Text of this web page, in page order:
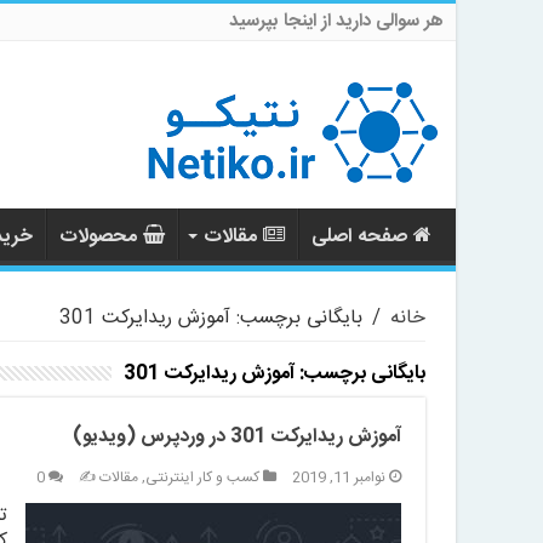
هر سوالی دارید از اینجا بپرسید
صفحه اصلی مقالات محصولات
خانه / بایگانی برچسب: آموزش ریدایرکت 301
بایگانی برچسب:آموزش ریدایرکت 301
آموزش ریدایرکت 301 در وردپرس (ویدیو)
نوامبر 11, 2019 کسب و کار اینترنتی,مقالات ✍️ 0